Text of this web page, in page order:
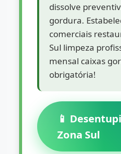
dissolve
gordura.
comerciais
Sul limpeza
mensal caixas
obrigatória!
📱
Zona Sul